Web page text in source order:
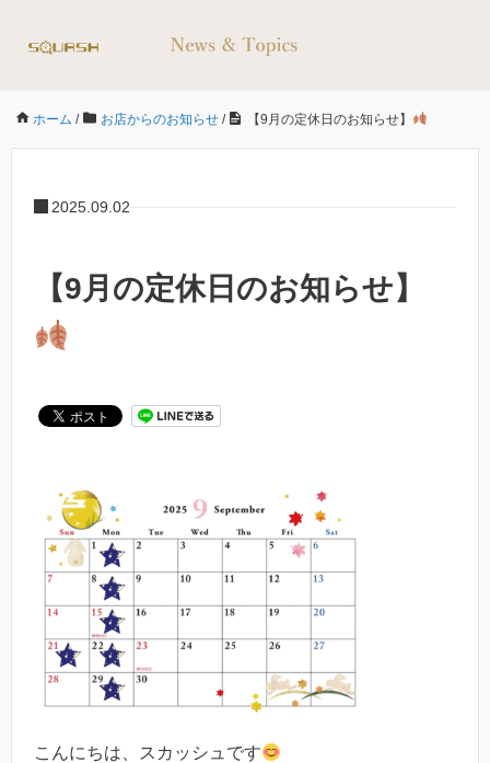
ホーム / お店からのお知らせ / 【9月の定休日のお知らせ】
2025.09.02
【9月の定休日のお知らせ】
こんにちは、スカッシュです